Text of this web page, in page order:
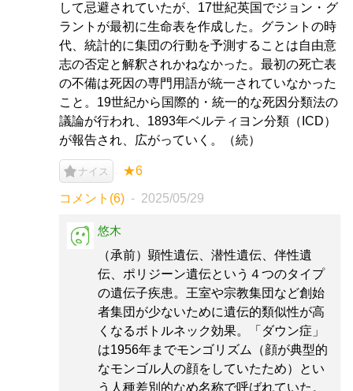
して忌避されていたが、17世紀英国でジョン・グ
ラントが最初に生命表を作成した。グラントの時
代、統計的に集団の行動を予測することは自由意
志の否定と解釈されかねなかった。最初の死亡表
の不備は死因の専門用語が統一されていなかった
こと。19世紀から国際的・統一的な死因分類法の
議論が行われ、1893年ベルティヨン分類（ICD）
が報告され、広がっていく。（続）
ナイス ★6
コメント(6) 2025/05/29
悠木
（承前）顕性遺伝、潜性遺伝、伴性遺
伝、ポリジーン遺伝という４つのタイプ
の遺伝子疾患。王室や宗教集団など創始
者集団が少ないために遺伝的類似性が高
くなるボトルネック効果。「ダウン症」
は1956年までモンゴリズム（顔が典型的
なモンゴル人の顔をしていたため）とい
う人種差別的なめ名称で呼ばれていた。